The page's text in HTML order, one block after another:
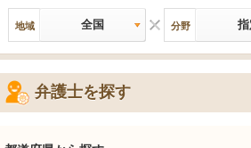
地域 全国 分野
弁護士を探す